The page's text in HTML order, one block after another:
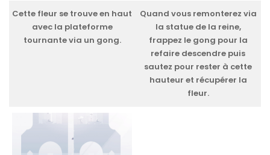
Cette fleur se trouve en haut
avec la plateforme
tournante via un gong.
Quand vous remonterez via
la statue de la reine,
frappez le gong pour la
refaire descendre puis
sautez pour rester à cette
hauteur et récupérer la
fleur.